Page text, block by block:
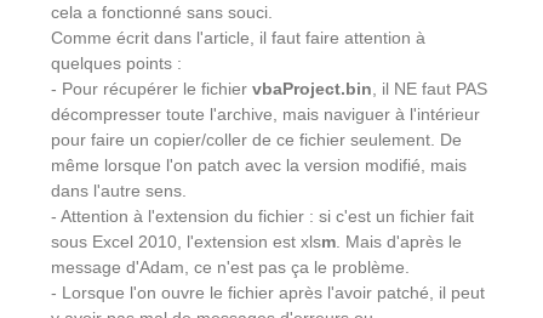
cela a fonctionné sans souci.
Comme écrit dans l'article, il faut faire attention à
quelques points :
- Pour récupérer le fichier vbaProject.bin , il NE faut PAS
décompresser toute l'archive, mais naviguer à l'intérieur
pour faire un copier/coller de ce fichier seulement. De
même lorsque l'on patch avec la version modifié, mais
dans l'autre sens.
- Attention à l'extension du fichier : si c'est un fichier fait
sous Excel 2010, l'extension est xlsm . Mais d'après le
message d'Adam, ce n'est pas ça le problème.
- Lorsque l'on ouvre le fichier après l'avoir patché, il peut